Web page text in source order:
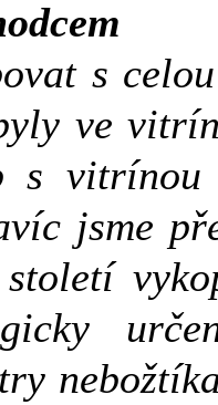
s
ve
s vitrínou
jsme
století